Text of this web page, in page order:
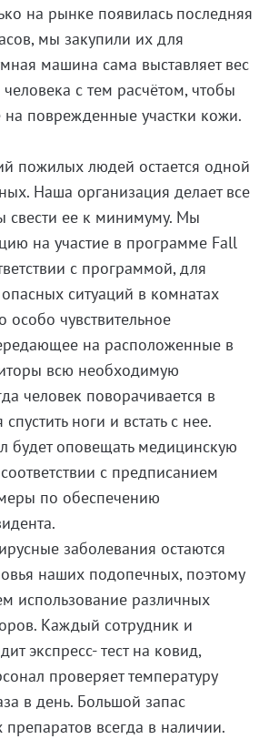
на рынке появилась последняя
мы закупили их для
машина сама выставляет вес
с тем расчётом, чтобы
на поврежденные участки кожи.
пожилых людей остается одной
Наша организация делает все
свести ее к минимуму. Мы
на участие в программе Fall
с программой, для
ситуаций в комнатах
особо чувствительное
на расположенные в
всю необходимую
человек поворачивается в
ноги и встать с нее.
будет оповещать медицинскую
с предписанием
по обеспечению
заболевания остаются
наших подопечных, поэтому
использование различных
Каждый сотрудник и
экспресс- тест на ковид,
проверяет температуру
в день. Большой запас
всегда в наличии.